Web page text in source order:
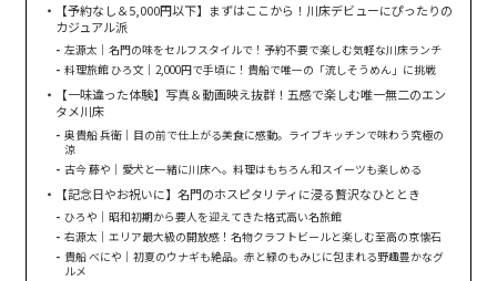
【予約なし＆5,000円以下】まずはここから！川床デビューにぴったりの
カジュアル派
左源太｜名門の味をセルフスタイルで！予約不要で楽しむ気軽な川床ランチ
料理旅館 ひろ文｜2,000円で手頃に！貴船で唯一の「流しそうめん」に挑戦
【一味違った体験】写真＆動画映え抜群！五感で楽しむ唯一無二のエン
タメ川床
奥貴船 兵衛｜目の前で仕上がる美食に感動。ライブキッチンで味わう究極の
涼
古今 藤や｜愛犬と一緒に川床へ。料理はもちろん和スイーツも楽しめる
【記念日やお祝いに】名門のホスピタリティに浸る贅沢なひととき
ひろや｜昭和初期から要人を迎えてきた格式高い名旅館
右源太｜エリア最大級の開放感！名物クラフトビールと楽しむ至高の京懐石
貴船 べにや｜初夏のウナギも絶品。赤と緑のもみじに包まれる野趣豊かなグ
ルメ